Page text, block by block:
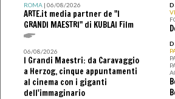
ROMA| 06/08/2026
ARTE.it media partner de "I
GRANDI MAESTRI" di KUBLAI Film
06/08/2026
I Grandi Maestri: da Caravaggio
a Herzog, cinque appuntamenti
al cinema con i giganti
dell'immaginario